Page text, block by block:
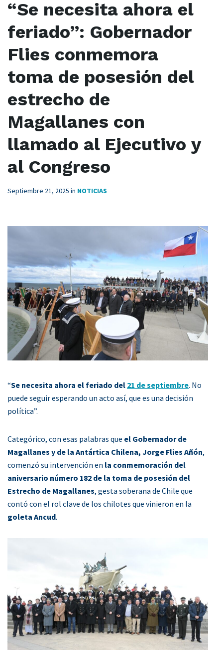
“Se necesita ahora el
feriado”: Gobernador
Flies conmemora
toma de posesión del
estrecho de
Magallanes con
llamado al Ejecutivo y
al Congreso
Septiembre 21, 2025 in NOTICIAS
“Se necesita ahora el feriado del 21 de septiembre. No
puede seguir esperando un acto así, que es una decisión
política”.
Categórico, con esas palabras que el Gobernador de
Magallanes y de la Antártica Chilena, Jorge Flies Añón,
comenzó su intervención en la conmemoración del
aniversario número 182 de la toma de posesión del
Estrecho de Magallanes, gesta soberana de Chile que
contó con el rol clave de los chilotes que vinieron en la
goleta Ancud.